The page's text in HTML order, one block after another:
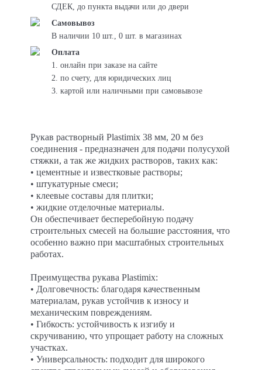
СДЕК, до пункта выдачи или до двери
Самовывоз
В наличии 10 шт., 0 шт. в магазинах
Оплата
1. онлайн при заказе на сайте
2. по счету, для юридических лиц
3. картой или наличными при самовывозе
Рукав растворный Plastimix 38 мм, 20 м без
соединения - предназначен для подачи полусухой
стяжки, а так же жидких растворов, таких как:
• цементные и известковые растворы;
• штукатурные смеси;
• клеевые составы для плитки;
• жидкие отделочные материалы.
Он обеспечивает бесперебойную подачу
строительных смесей на большие расстояния, что
особенно важно при масштабных строительных
работах.
Преимущества рукава Plastimix:
• Долговечность: благодаря качественным
материалам, рукав устойчив к износу и
механическим повреждениям.
• Гибкость: устойчивость к изгибу и
скручиванию, что упрощает работу на сложных
участках.
• Универсальность: подходит для широкого